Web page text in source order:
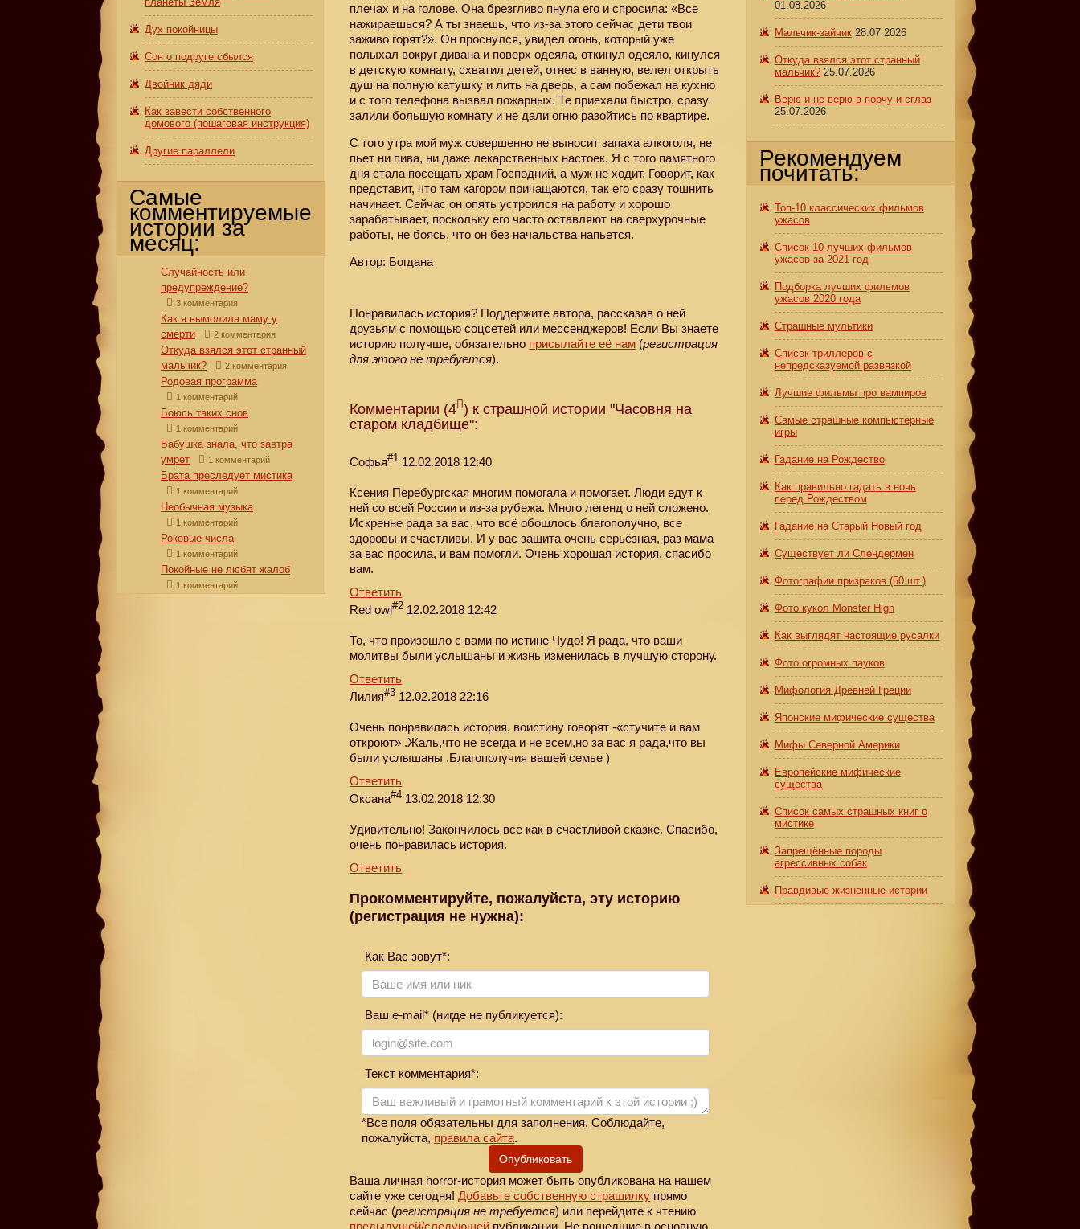
плечах и на голове. Она брезгливо пнула его и спросила: «Все
нажираешься? А ты знаешь, что из-за этого сейчас дети твои
заживо горят?». Он проснулся, увидел огонь, который уже
полыхал вокруг дивана и поверх одеяла, откинул одеяло, кинулся
в детскую комнату, схватил детей, отнес в ванную, велел открыть
душ на полную катушку и лить на дверь, а сам побежал на кухню
и с того телефона вызвал пожарных. Те приехали быстро, сразу
залили большую комнату и не дали огню разойтись по квартире.
С того утра мой муж совершенно не выносит запаха алкоголя, не
пьет ни пива, ни даже лекарственных настоек. Я с того памятного
дня стала посещать храм Господний, а муж не ходит. Говорит, как
представит, что там кагором причащаются, так его сразу тошнить
начинает. Сейчас он опять устроился на работу и хорошо
зарабатывает, поскольку его часто оставляют на сверхурочные
работы, не боясь, что он без начальства напьется.
Автор: Богдана
Понравилась история? Поддержите автора, рассказав о ней
друзьям с помощью соцсетей или мессенджеров! Если Вы знаете
историю получше, обязательно присылайте её нам (регистрация
для этого не требуется).
Комментарии (4 ) к страшной истории "Часовня на
старом кладбище":
Софья#1 12.02.2018 12:40
Ксения Перебургская многим помогала и помогает. Люди едут к
ней со всей России и из-за рубежа. Много легенд о ней сложено.
Искренне рада за вас, что всё обошлось благополучно, все
здоровы и счастливы. И у вас защита очень серьёзная, раз мама
за вас просила, и вам помогли. Очень хорошая история, спасибо
вам.
Ответить
Red owl#2 12.02.2018 12:42
То, что произошло с вами по истине Чудо! Я рада, что ваши
молитвы были услышаны и жизнь изменилась в лучшую сторону.
Ответить
Лилия#3 12.02.2018 22:16
Очень понравилась история, воистину говорят -«стучите и вам
откроют» .Жаль,что не всегда и не всем,но за вас я рада,что вы
были услышаны .Благополучия вашей семье )
Ответить
Оксана#4 13.02.2018 12:30
Удивительно! Закончилось все как в счастливой сказке. Спасибо,
очень понравилась история.
Ответить
Прокомментируйте, пожалуйста, эту историю
(регистрация не нужна):
Как Вас зовут*:
Ваш e-mail* (нигде не публикуется):
Текст комментария*:
*Все поля обязательны для заполнения. Соблюдайте,
пожалуйста, правила сайта.
Опубликовать
Ваша личная horror-история может быть опубликована на нашем
сайте уже сегодня!Добавьте собственную страшилку прямо
сейчас (регистрация не требуется) или перейдите к чтению
Дух покойницы
Сон о подруге сбылся
Двойник дяди
Как завести собственного
домового (пошаговая инструкция)
Другие параллели
Самые
комментируемые
истории за
месяц:
Случайность или
предупреждение?
3 комментария
Как я вымолила маму у
смерти
2 комментария
Откуда взялся этот странный
мальчик?
2 комментария
Родовая программа
1 комментарий
Боюсь таких снов
1 комментарий
Бабушка знала, что завтра
умрет
1 комментарий
Брата преследует мистика
1 комментарий
Необычная музыка
1 комментарий
Роковые числа
1 комментарий
Покойные не любят жалоб
1 комментарий
01.08.2026
Мальчик-зайчик 28.07.2026
Откуда взялся этот странный
мальчик? 25.07.2026
Верю и не верю в порчу и сглаз
25.07.2026
Рекомендуем
почитать:
Топ-10 классических фильмов
ужасов
Список 10 лучших фильмов
ужасов за 2021 год
Подборка лучших фильмов
ужасов 2020 года
Страшные мультики
Список триллеров с
непредсказуемой развязкой
Лучшие фильмы про вампиров
Самые страшные компьютерные
игры
Гадание на Рождество
Как правильно гадать в ночь
перед Рождеством
Гадание на Старый Новый год
Существует ли Слендермен
Фотографии призраков (50 шт.)
Фото кукол Monster High
Как выглядят настоящие русалки
Фото огромных пауков
Мифология Древней Греции
Японские мифические существа
Мифы Северной Америки
Европейские мифические
существа
Список самых страшных книг о
мистике
Запрещённые породы
агрессивных собак
Правдивые жизненные истории